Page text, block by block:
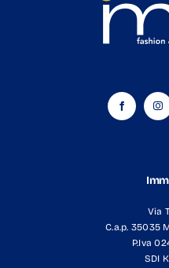
Via
C.a.p. 35035
P.Iva
SDI